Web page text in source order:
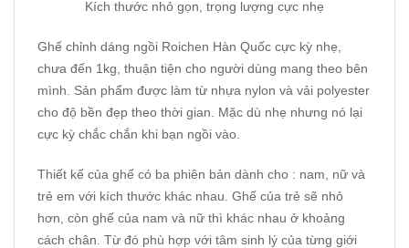
Kích thước nhỏ gọn, trọng lượng cực nhẹ
Ghế chỉnh dáng ngồi Roichen Hàn Quốc cực kỳ nhẹ,
chưa đến 1kg, thuận tiện cho người dùng mang theo bên
mình. Sản phẩm được làm từ nhựa nylon và vải polyester
cho độ bền đẹp theo thời gian. Mặc dù nhẹ nhưng nó lại
cực kỳ chắc chắn khi bạn ngồi vào.
Thiết kế của ghế có ba phiên bản dành cho : nam, nữ và
trẻ em với kích thước khác nhau. Ghế của trẻ sẽ nhỏ
hơn, còn ghế của nam và nữ thì khác nhau ở khoảng
cách chân. Từ đó phù hợp với tâm sinh lý của từng giới